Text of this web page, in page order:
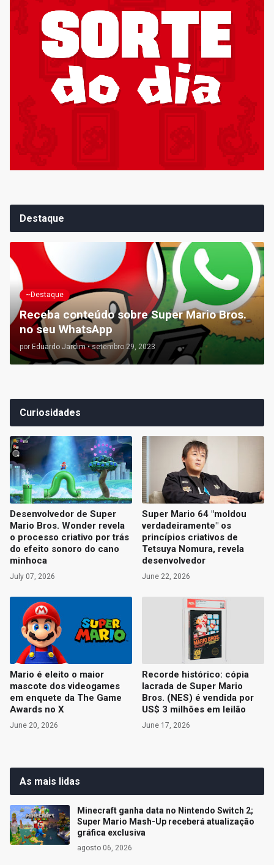
Destaque
~Destaque
Receba conteúdo sobre Super Mario Bros.
no seu WhatsApp
por Eduardo Jardim • setembro 29, 2023
Curiosidades
Desenvolvedor de Super
Mario Bros. Wonder revela
o processo criativo por trás
do efeito sonoro do cano
minhoca
July 07, 2026
Super Mario 64 "moldou
verdadeiramente" os
princípios criativos de
Tetsuya Nomura, revela
desenvolvedor
June 22, 2026
Mario é eleito o maior
mascote dos videogames
em enquete da The Game
Awards no X
June 20, 2026
Recorde histórico: cópia
lacrada de Super Mario
Bros. (NES) é vendida por
US$ 3 milhões em leilão
June 17, 2026
As mais lidas
Minecraft ganha data no Nintendo Switch 2;
Super Mario Mash-Up receberá atualização
gráfica exclusiva
agosto 06, 2026